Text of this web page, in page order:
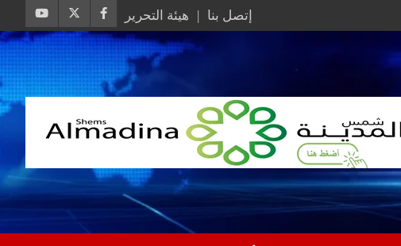
إتصل بنا هيئة التحرير